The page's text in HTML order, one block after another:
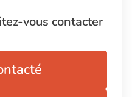
vous contacter